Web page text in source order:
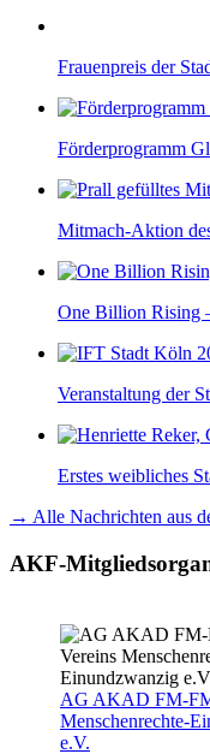
Frauenpreis der
Förderprogramm
Mitmach-Aktion
One Billion Rising
Veranstaltung der
Erstes weibliches
→ Alle Nachrichten aus
AKF-
AG AKAD FM-
Menschenrechte-
e.V.